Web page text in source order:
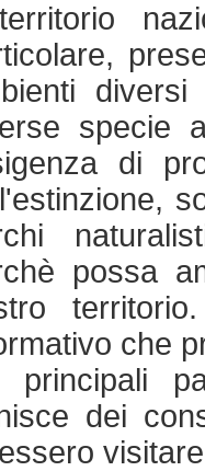
specie
di
possa
che
principali
dei